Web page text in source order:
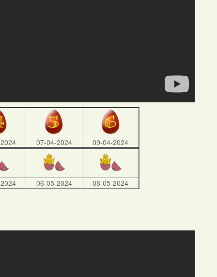
07-04-2024 09-04-2024
06-05-2024 08-05-2024